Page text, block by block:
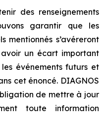
des renseignements
garantir que les
mentionnés s’avéreront
un écart important
événements futurs et
cet énoncé. DIAGNOS
de mettre à jour
toute information